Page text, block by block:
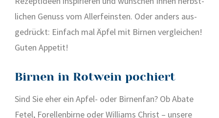
li­chen Genuss vom Aller­feins­ten. Oder anders aus­
ge­drückt: Ein­fach mal Äpfel mit Bir­nen ver­glei­chen!
Guten Appe­tit!
Birnen in Rotwein pochiert
Sind Sie eher ein Apfel- oder Bir­nen­fan? Ob Aba­te
Fetel, Forel­len­bir­ne oder Wil­liams Christ – unse­re